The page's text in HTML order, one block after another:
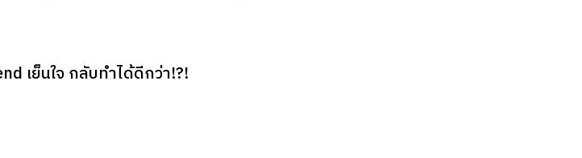
เย็นใจ กลับทำได้ดีกว่า!?!